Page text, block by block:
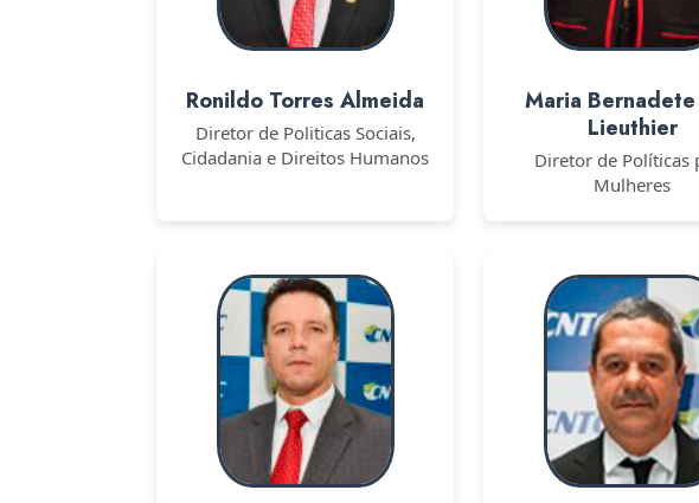
Ronildo Torres Almeida
Diretor de Politicas Sociais,
Cidadania e Direitos Humanos
Maria
Lieuthier
Diretor de Políticas
Mulheres